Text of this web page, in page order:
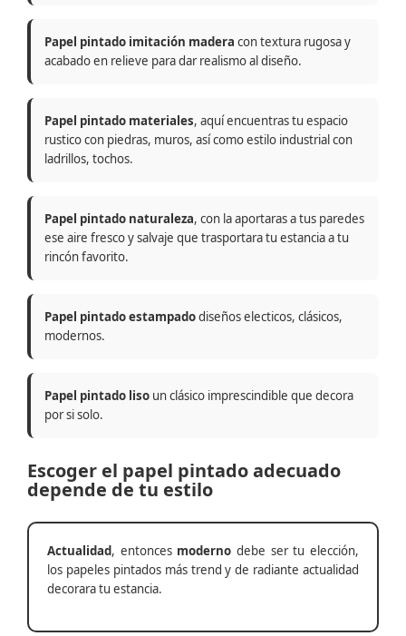
Papel pintado imitación madera con textura rugosa y
acabado en relieve para dar realismo al diseño.
Papel pintado materiales, aquí encuentras tu espacio
rustico con piedras, muros, así como estilo industrial con
ladrillos, tochos.
Papel pintado naturaleza, con la aportaras a tus paredes
ese aire fresco y salvaje que trasportara tu estancia a tu
rincón favorito.
Papel pintado estampadodiseños electicos, clásicos,
modernos.
Papel pintado liso un clásico imprescindible que decora
por si solo.
Escoger el papel pintado adecuado
depende de tu estilo
Actualidad, entonces moderno debe ser tu elección,
los papeles pintados más trend y de radiante actualidad
decorara tu estancia.